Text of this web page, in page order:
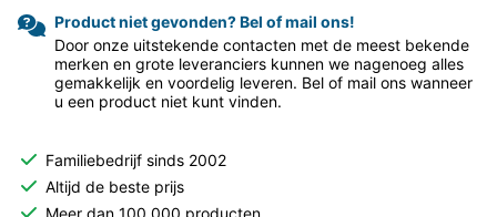
Product niet gevonden? Bel of mail ons!
Door onze uitstekende contacten met de meest bekende
merken en grote leveranciers kunnen we nagenoeg alles
gemakkelijk en voordelig leveren. Bel of mail ons wanneer
u een product niet kunt vinden.
Familiebedrijf sinds 2002
Altijd de beste prijs
Meer dan 100.000 producten